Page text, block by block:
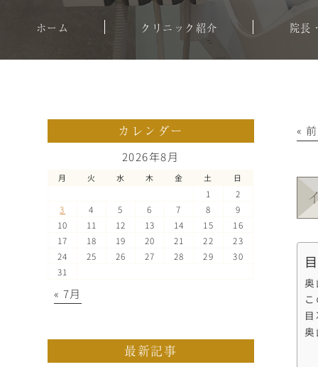
ホーム クリニック紹介 院長
«
奥
奥
カレンダー
2026年8月
月 火 水 木 金 土 日
1
2
3
4 5 6 7 8
9
10
11 12 13 14 15
16
17
18 19 20 21 22
23
24
25 26 27 28 29
30
31
« 7月
最新記事